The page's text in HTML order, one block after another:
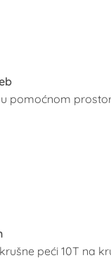
pomoćnom
peći 10T na